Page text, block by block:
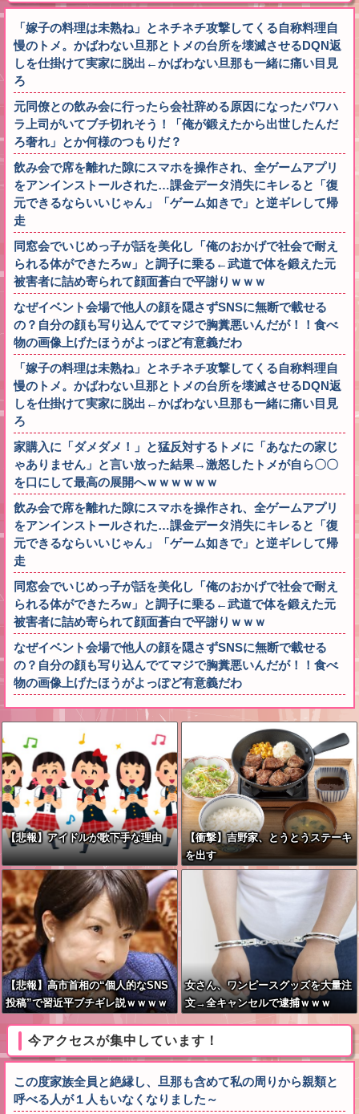
「嫁子の料理は未熟ね」とネチネチ攻撃してくる自称料理自
慢のトメ。かばわない旦那とトメの台所を壊滅させるDQN返
しを仕掛けて実家に脱出←かばわない旦那も一緒に痛い目見
ろ
元同僚との飲み会に行ったら会社辞める原因になったパワハ
ラ上司がいてブチ切れそう！「俺が鍛えたから出世したんだ
ろ奢れ」とか何様のつもりだ？
飲み会で席を離れた隙にスマホを操作され、全ゲームアプリ
をアンインストールされた…課金データ消失にキレると「復
元できるならいいじゃん」「ゲーム如きで」と逆ギレして帰
走
同窓会でいじめっ子が話を美化し「俺のおかげで社会で耐え
られる体ができたろw」と調子に乗る←武道で体を鍛えた元
被害者に詰め寄られて顔面蒼白で平謝りｗｗｗ
なぜイベント会場で他人の顔を隠さずSNSに無断で載せる
の？自分の顔も写り込んでてマジで胸糞悪いんだが！！食べ
物の画像上げたほうがよっぽど有意義だわ
「嫁子の料理は未熟ね」とネチネチ攻撃してくる自称料理自
慢のトメ。かばわない旦那とトメの台所を壊滅させるDQN返
しを仕掛けて実家に脱出←かばわない旦那も一緒に痛い目見
ろ
家購入に「ダメダメ！」と猛反対するトメに「あなたの家じ
ゃありません」と言い放った結果→激怒したトメが自ら〇〇
を口にして最高の展開へｗｗｗｗｗｗ
飲み会で席を離れた隙にスマホを操作され、全ゲームアプリ
をアンインストールされた…課金データ消失にキレると「復
元できるならいいじゃん」「ゲーム如きで」と逆ギレして帰
走
同窓会でいじめっ子が話を美化し「俺のおかげで社会で耐え
られる体ができたろw」と調子に乗る←武道で体を鍛えた元
被害者に詰め寄られて顔面蒼白で平謝りｗｗｗ
なぜイベント会場で他人の顔を隠さずSNSに無断で載せる
の？自分の顔も写り込んでてマジで胸糞悪いんだが！！食べ
物の画像上げたほうがよっぽど有意義だわ
【悲報】アイドルが歌下手な理由
【衝撃】吉野家、とうとうステーキ
を出す
【悲報】高市首相の“個人的なSNS
投稿”で習近平ブチギレ説ｗｗｗｗ
女さん、ワンピースグッズを大量注
文→全キャンセルで逮捕ｗｗｗ
今アクセスが集中しています！
この度家族全員と絶縁し、旦那も含めて私の周りから親類と
呼べる人が１人もいなくなりました～